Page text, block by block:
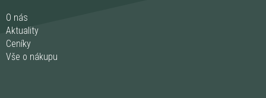
O nás
Aktuality
Ceníky
Vše o nákupu